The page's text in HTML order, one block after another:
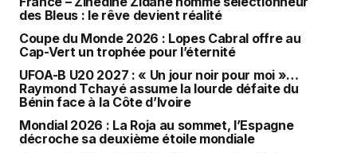
des Bleus : le rêve devient réalité
Coupe du Monde 2026 : Lopes Cabral offre au
Cap-Vert un trophée pour l’éternité
UFOA-B U20 2027 : « Un jour noir pour moi »…
Raymond Tchayé assume la lourde défaite du
Bénin face à la Côte d’Ivoire
Mondial 2026 : La Roja au sommet, l’Espagne
décroche sa deuxième étoile mondiale